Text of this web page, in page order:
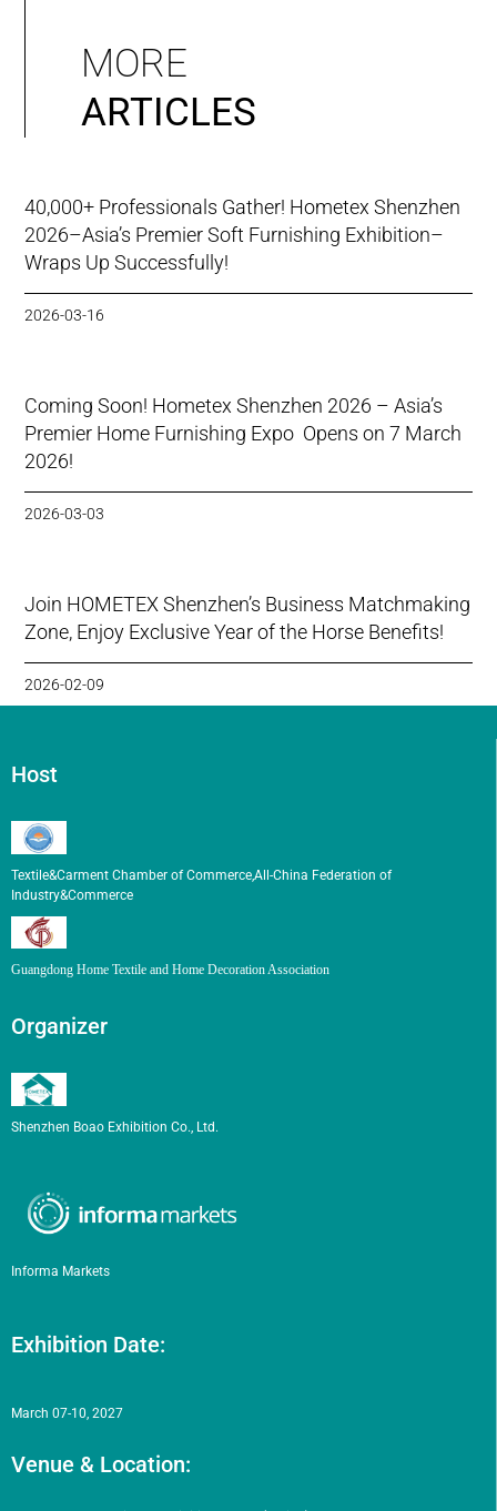
MORE
ARTICLES
40,000+ Professionals Gather! Hometex Shenzhen
2026–Asia’s Premier Soft Furnishing Exhibition–
Wraps Up Successfully!
2026-03-16
Coming Soon! Hometex Shenzhen 2026 – Asia’s
Premier Home Furnishing Expo Opens on 7 March
2026!
2026-03-03
Join HOMETEX Shenzhen’s Business Matchmaking
Zone, Enjoy Exclusive Year of the Horse Benefits!
2026-02-09
Host
Textile&Carment Chamber of Commerce,All-China Federation of
Industry&Commerce
Guangdong Home Textile and Home Decoration Association
Organizer
Shenzhen Boao Exhibition Co., Ltd.
Informa Markets
Exhibition Date:
March 07-10, 2027
Venue & Location: